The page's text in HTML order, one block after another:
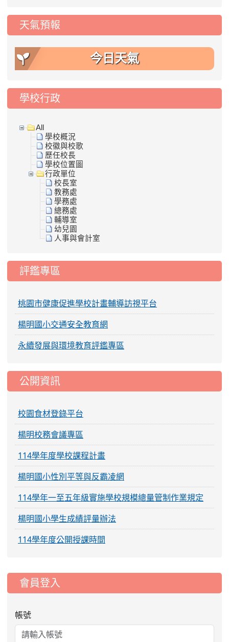
天氣預報
今日天氣
學校行政
All
學校概況
校徽與校歌
歷任校長
學校位置圖
行政單位
校長室
教務處
學務處
總務處
輔導室
幼兒園
人事與會計室
評鑑專區
桃園市健康促進學校計畫輔導訪視平台
楊明國小交通安全教育網
永續發展與環境教育評鑑專區
公開資訊
校園食材登錄平台
楊明校務會議專區
114學年度學校課程計畫
楊明國小性別平等與反霸凌網
114學年一至五年級實施學校規模總量管制作業規定
楊明國小學生成績評量辦法
114學年度公開授課時間
::: 會員登入
帳號